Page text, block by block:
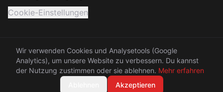
Cookie-Einstellungen
© 2026 KRACH. Alle Rechte vorbehalten.
Made with 🤘 between Rhein and Ruhr
Wir verwenden Cookies und Analysetools (Google
Analytics), um unsere Website zu verbessern. Du kannst
der Nutzung zustimmen oder sie ablehnen. Mehr erfahren
Akzeptieren